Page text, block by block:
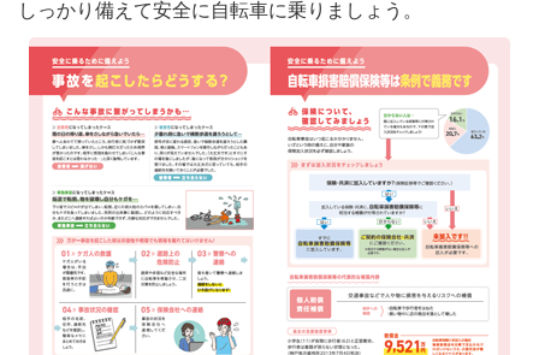
しっかり備えて安全に自転車に乗りましょう。